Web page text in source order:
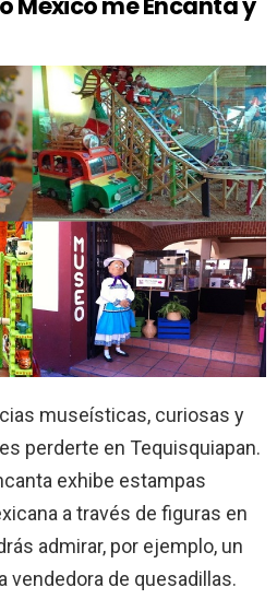
museísticas, curiosas y
perderte en Tequisquiapan.
exhibe estampas
a través de figuras en
admirar, por ejemplo, un
vendedora de quesadillas.